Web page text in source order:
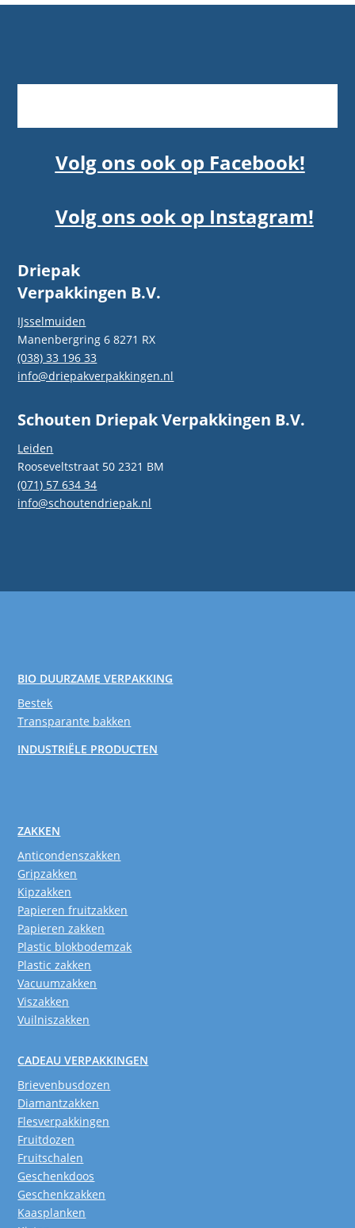
Volg ons ook op Facebook!
Volg ons ook op Instagram!
Driepak
Verpakkingen B.V.
IJsselmuiden
Manenbergring 6 8271 RX
(038) 33 196 33
info@driepakverpakkingen.nl
Schouten Driepak Verpakkingen B.V.
Leiden
Rooseveltstraat 50 2321 BM
(071) 57 634 34
info@schoutendriepak.nl
BIO DUURZAME VERPAKKING
Bestek
Transparante bakken
INDUSTRIËLE PRODUCTEN
ZAKKEN
Anticondenszakken
Gripzakken
Kipzakken
Papieren fruitzakken
Papieren zakken
Plastic blokbodemzak
Plastic zakken
Vacuumzakken
Viszakken
Vuilniszakken
CADEAU VERPAKKINGEN
Brievenbusdozen
Diamantzakken
Flesverpakkingen
Fruitdozen
Fruitschalen
Geschenkdoos
Geschenkzakken
Kaasplanken